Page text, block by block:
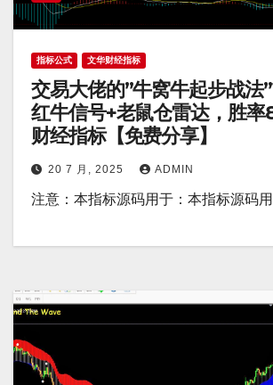
指标公式 文华财经指标
交易大佬的”牛窝牛起步战法
红牛信号+老鼠仓雷达，胜
财经指标【免费分享】
20 7 月, 2025 ADMIN
注意：本指标源码用于：本指标源码